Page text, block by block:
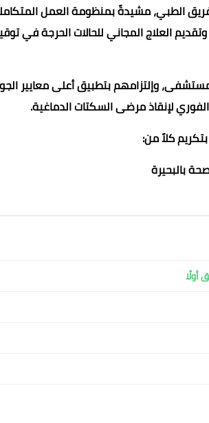
الطبي، مشيدةً بمنظومة العمل
العلاج المجاني للحالات الحرجة في
وإلتزامهم بتطبيق أعلى معايير
لإنقاذ مرضى السكتات الدماغية.
كلاً من:
بالبحيرة
أولًا